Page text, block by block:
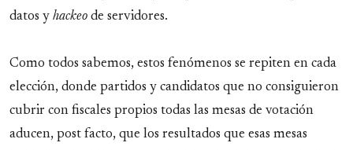
datos y hackeo de servidores.
Como todos sabemos, estos fenómenos se repiten en cada
elección, donde partidos y candidatos que no consiguieron
cubrir con fiscales propios todas las mesas de votación
aducen, post facto, que los resultados que esas mesas